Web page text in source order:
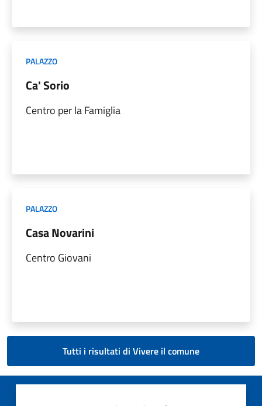
PALAZZO
Ca' Sorio
Centro per la Famiglia
PALAZZO
Casa Novarini
Centro Giovani
Tutti i risultati di Vivere il comune